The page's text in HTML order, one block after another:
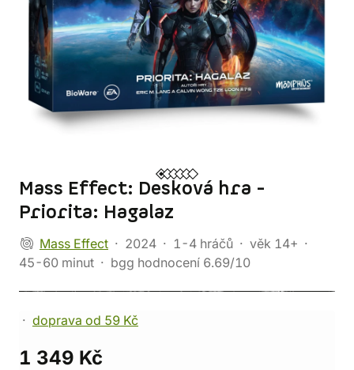
Mass Effect: Desková hra -
Priorita: Hagalaz
Mass Effect 2024 1-4 hráčů
věk 14+
45-60 minut
bgg hodnocení 6.69/10
doprava od 59 Kč
1 349 Kč